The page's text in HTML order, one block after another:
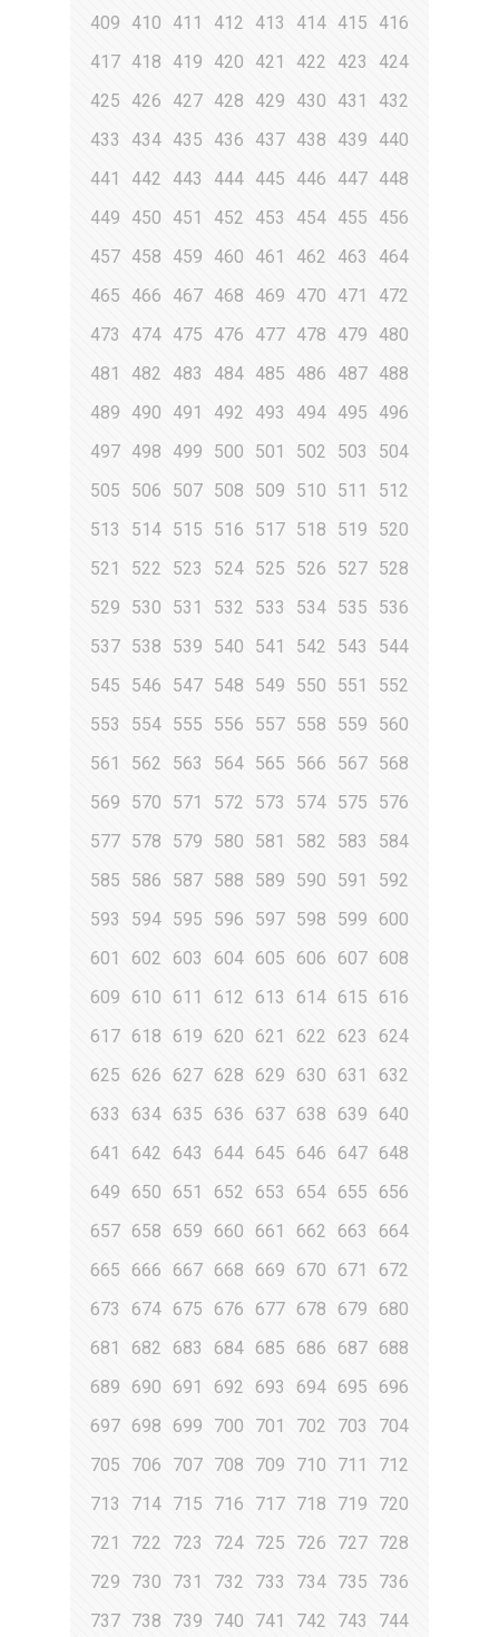
409 410 411 412 413 414 415
416
417 418 419 420 421 422 423
424
425
426 427 428 429 430 431
432
433
434 435 436 437 438 439
440
441
442 443 444 445 446 447 448
449
450 451 452 453 454 455
456
457 458 459 460 461 462 463
464
465
466 467 468 469 470 471
472
473
474 475 476 477 478 479
480
481
482 483 484 485 486 487 488
489
490 491 492 493 494 495
496
497 498 499 500 501 502 503
504
505
506 507 508 509 510 511
512
513
514 515 516 517 518 519
520
521
522 523 524 525 526 527 528
529
530 531 532 533 534 535
536
537 538 539 540 541 542 543
544
545
546 547 548 549 550 551
552
553
554 555 556 557 558 559
560
561
562 563 564 565 566 567 568
569
570 571 572 573 574 575
576
577 578 579 580 581 582 583
584
585
586 587 588 589 590 591
592
593
594 595 596 597 598 599
600
601
602 603 604 605 606 607 608
609
610 611 612 613 614 615
616
617 618 619 620 621 622 623
624
625
626 627 628 629 630 631
632
633
634 635 636 637 638 639 640
641
642 643 644 645 646 647 648
649
650 651 652 653 654 655 656
657 658 659 660 661 662 663
664
665
666 667 668 669 670 671
672
673
674 675 676 677 678 679
680
681
682 683 684 685 686 687 688
689
690 691 692 693 694 695
696
697 698 699 700 701 702 703
704
705
706 707 708 709 710 711
712
713
714 715 716 717 718 719
720
721
722 723 724 725 726 727 728
729
730 731 732 733 734 735
736
737 738 739 740 741 742 743
744